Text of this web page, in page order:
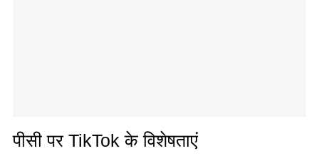
पीसी पर TikTok के विशेषताएं